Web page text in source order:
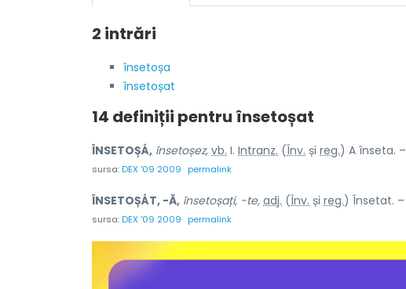
2 intrări
însetoșa
însetoșat
14 definiții pentru însetoșat
ÎNSETOȘÁ, însetoșez, vb. I. Intranz. (Înv. și reg.) A înseta. –
sursa:DEX '09 2009 permalink
ÎNSETOȘÁT, -Ă, însetoșați, -te, adj. (Înv. și reg.) Însetat. –
sursa:DEX '09 2009 permalink